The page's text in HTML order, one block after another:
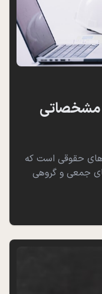
مشخصاتی
حقوقی است که
جمعی و گروهی